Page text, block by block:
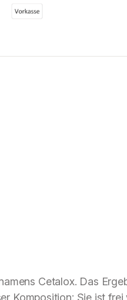
Cetalox. Das
Komposi­tion: Sie ist